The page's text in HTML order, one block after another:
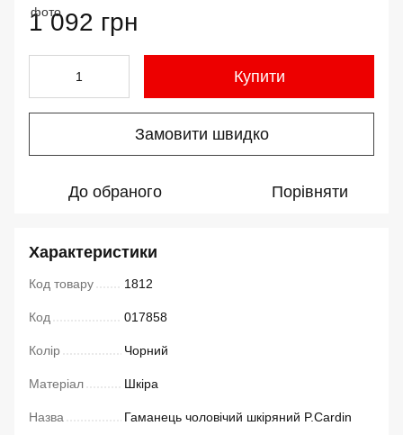
1 092 грн
Купити
Замовити швидко
До обраного Порівняти
Характеристики
Код товару 1812
Код 017858
Колір Чорний
Матеріал Шкіра
Назва Гаманець чоловічий шкіряний P.Cardin